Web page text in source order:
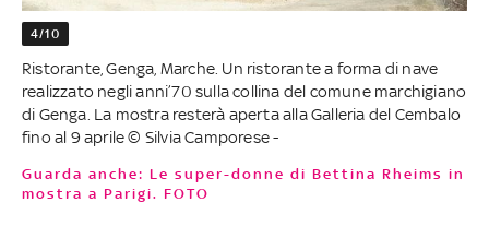
4/10
Ristorante, Genga, Marche. Un ristorante a forma di nave
realizzato negli anni’70 sulla collina del comune marchigiano
di Genga. La mostra resterà aperta alla Galleria del Cembalo
fino al 9 aprile © Silvia Camporese -
Guarda anche: Le super-donne di Bettina Rheims in
mostra a Parigi. FOTO